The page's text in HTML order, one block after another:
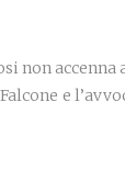
accenna
e